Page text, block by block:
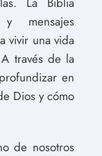
y mensajes
vivir una vida
través de la
en
Dios y cómo
de nosotros